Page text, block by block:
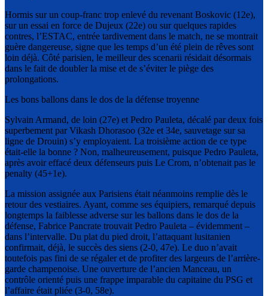
Hormis sur un coup-franc trop enlevé du revenant Boskovic (12e),
sur un essai en force de Dujeux (22e) ou sur quelques rapides
contres, l’ESTAC, entrée tardivement dans le match, ne se montrait
guère dangereuse, signe que les temps d’un été plein de rêves sont
loin déjà. Côté parisien, le meilleur des scenarii résidait désormais
dans le fait de doubler la mise et de s’éviter le piège des
prolongations.
Les bons ballons dans le dos de la défense troyenne
Sylvain Armand, de loin (27e) et Pedro Pauleta, décalé par deux fois
superbement par Vikash Dhorasoo (32e et 34e, sauvetage sur sa
ligne de Drouin) s’y employaient. La troisième action de ce type
était-elle la bonne ? Non, malheureusement, puisque Pedro Pauleta,
après avoir effacé deux défenseurs puis Le Crom, n’obtenait pas le
penalty (45+1e).
La mission assignée aux Parisiens était néanmoins remplie dès le
retour des vestiaires. Ayant, comme ses équipiers, remarqué depuis
longtemps la faiblesse adverse sur les ballons dans le dos de la
défense, Fabrice Pancrate trouvait Pedro Pauleta – évidemment –
dans l’intervalle. Du plat du pied droit, l’attaquant lusitanien
confirmait, déjà, le succès des siens (2-0, 47e). Le duo n’avait
toutefois pas fini de se régaler et de profiter des largeurs de l’arrière-
garde champenoise. Une ouverture de l’ancien Manceau, un
contrôle orienté puis une frappe imparable du capitaine du PSG et
l’affaire était pliée (3-0, 58e).